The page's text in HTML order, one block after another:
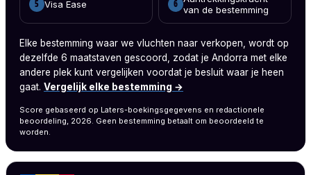
5 Visa Ease 6
van de bestemming
Elke bestemming waar we vluchten naar verkopen, wordt op
dezelfde 6 maatstaven gescoord, zodat je Andorra met elke
andere plek kunt vergelijken voordat je besluit waar je heen
gaat. Vergelijk elke bestemming →
Score gebaseerd op Laters-boekingsgegevens en redactionele
beoordeling, 2026. Geen bestemming betaalt om beoordeeld te
worden.